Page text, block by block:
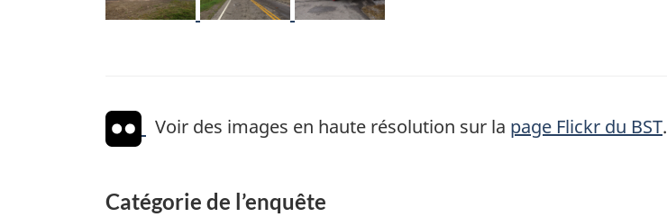
Voir des images en haute résolution sur la page Flickr du BST.
Catégorie de l’enquête